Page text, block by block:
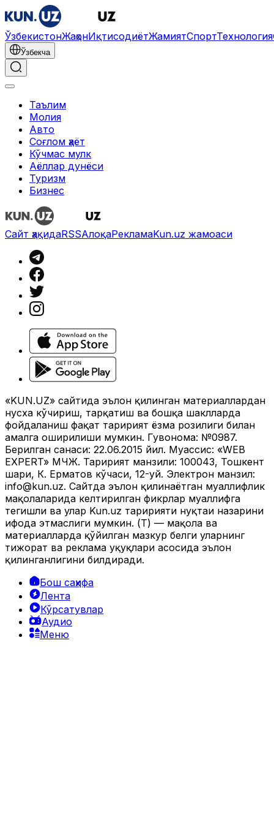
ЎзбекистонЖаҳонИқтисодиётЖамиятСпортТехнология
Ўзбекча
Таълим
Молия
Авто
Соғлом ҳаёт
Кўчмас мулк
Аёллар дунёси
Туризм
Бизнес
Сайт ҳақидаRSSАлоқаРекламаKun.uz жамоаси
«KUN.UZ» сайтида эълон қилинган материаллардан
нусха кўчириш, тарқатиш ва бошқа шаклларда
фойдаланиш фақат таҳририят ёзма розилиги билан
амалга оширилиши мумкин. Гувоҳнома: №0987.
Берилган санаси: 22.06.2015 йил. Муассис: «WEB
EXPERT» МЧЖ. Таҳририят манзили: 100043, Тошкент
шаҳри, К. Ерматов кўчаси, 12-уй. Электрон манзил:
info@kun.uz. Сайтда эълон қилинаётган муаллифлик
мақолаларида келтирилган фикрлар муаллифга
тегишли ва улар Kun.uz таҳририяти нуқтаи назарини
ифода этмаслиги мумкин. (Т) — мақола ва
материалларда қўйилган мазкур белги уларнинг
тижорат ва реклама ҳуқуқлари асосида эълон
қилинганлигини билдиради.
Бош саҳифа
Лента
Кўрсатувлар
Аудио
Меню